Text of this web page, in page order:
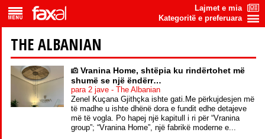
Lajmet e mia
Kategoritë e preferuara
THE ALBANIAN
Vranina Home, shtëpia ku rindërtohet më
shumë se një ëndërr…
para 2 jave - The Albanian
Zenel Kuçana Gjithçka ishte gati.Me përkujdesjen më
të madhe u ishte dhënë dora e fundit edhe detajeve
më të vogla. Po hapej një kapitull i ri për “Vranina
group”; “Vranina Home”, një fabrikë moderne e...